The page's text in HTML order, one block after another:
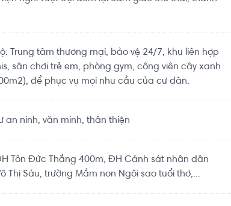
Trung tâm thương mại, bảo vệ 24/7, khu liên hợp
sân chơi trẻ em, phòng gym, công viên cây xanh
để phục vụ mọi nhu cầu của cư dân.
an ninh, văn minh, thân thiện
Tôn Đức Thắng 400m, ĐH Cảnh sát nhân dân
Thị Sáu, trường Mầm non Ngôi sao tuổi thơ,...